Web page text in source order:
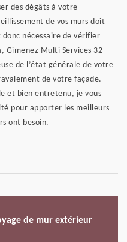
des dégâts à votre
de vos murs doit
nécessaire de vérifier
Gimenez Multi Services 32
de l’état générale de votre
de votre façade.
et bien entretenu, je vous
pour apporter les meilleurs
ont besoin.
de mur extérieur